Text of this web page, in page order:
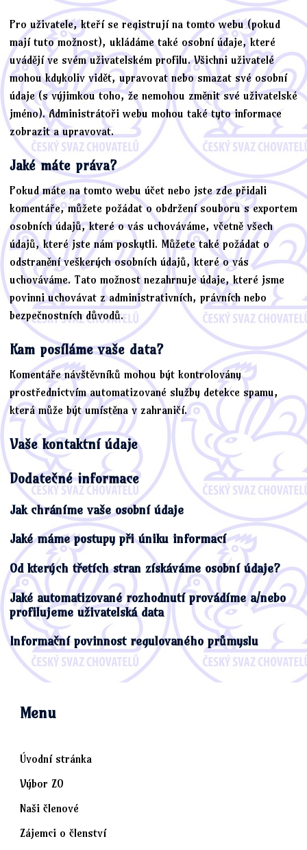
Pro uživatele, kteří se registrují na tomto webu (pokud
mají tuto možnost), ukládáme také osobní údaje, které
uvádějí ve svém uživatelském profilu. Všichni uživatelé
mohou kdykoliv vidět, upravovat nebo smazat své osobní
údaje (s výjimkou toho, že nemohou změnit své uživatelské
jméno). Administrátoři webu mohou také tyto informace
zobrazit a upravovat.
Jaké máte práva?
Pokud máte na tomto webu účet nebo jste zde přidali
komentáře, můžete požádat o obdržení souboru s exportem
osobních údajů, které o vás uchováváme, včetně všech
údajů, které jste nám poskytli. Můžete také požádat o
odstranění veškerých osobních údajů, které o vás
uchováváme. Tato možnost nezahrnuje údaje, které jsme
povinni uchovávat z administrativních, právních nebo
bezpečnostních důvodů.
Kam posíláme vaše data?
Komentáře návštěvníků mohou být kontrolovány
prostřednictvím automatizované služby detekce spamu,
která může být umístěna v zahraničí.
Vaše kontaktní údaje
Dodatečné informace
Jak chráníme vaše osobní údaje
Jaké máme postupy při úniku informací
Od kterých třetích stran získáváme osobní údaje?
Jaké automatizované rozhodnutí provádíme a/nebo
profilujeme uživatelská data
Informační povinnost regulovaného průmyslu
Menu
Úvodní stránka
Výbor ZO
Naši členové
Zájemci o členství